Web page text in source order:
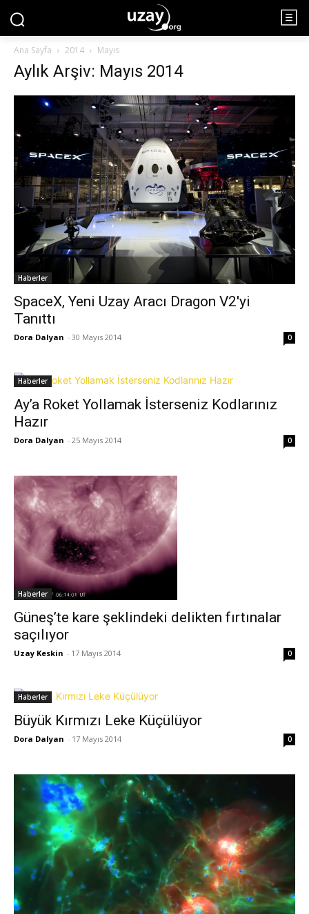
Ana Sayfa 2014 Mayıs
Aylık Arşiv: Mayıs 2014
Haberler
SpaceX, Yeni Uzay Aracı Dragon V2′yi
Tanıttı
Dora Dalyan - 30 Mayıs 2014 0
Haberler
Ay’a Roket Yollamak İsterseniz Kodlarınız
Hazır
Dora Dalyan - 25 Mayıs 2014 0
Haberler
Güneş’te kare şeklindeki delikten fırtınalar
saçılıyor
Uzay Keskin - 17 Mayıs 2014 0
Haberler
Büyük Kırmızı Leke Küçülüyor
Dora Dalyan - 17 Mayıs 2014 0